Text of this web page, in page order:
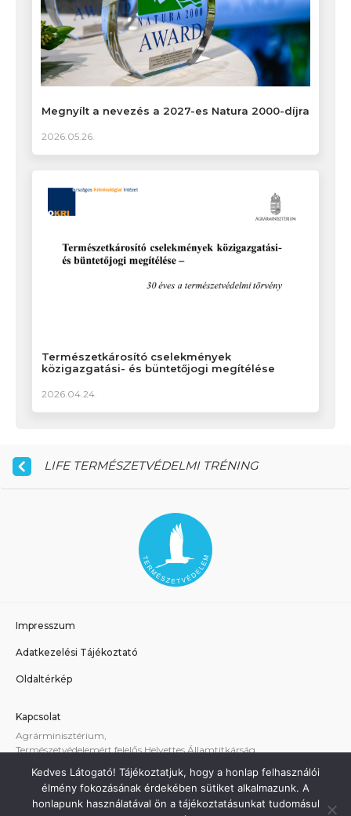
Megnyílt a nevezés a 2027-es Natura 2000-díjra
2026.05.26.
Természetkárosító cselekmények
közigazgatási- és büntetőjogi megítélése
2026.04.24.
LIFE TERMÉSZETVÉDELMI TRÉNING
Impresszum
Adatkezelési Tájékoztató
Oldaltérkép
Kapcsolat
Agrárminisztérium,
Természetvédelemért felelős Helyettes Államtitkárság
A weboldallal kapcsolatos technikai támogatás:
termeszetvedelem@am.gov.hu
Kedves Látogató! Tájékoztatjuk, hogy a honlap felhasználói
élmény fokozásának érdekében sütiket alkalmazunk. A
honlapunk használatával ön a tájékoztatásunkat tudomásul